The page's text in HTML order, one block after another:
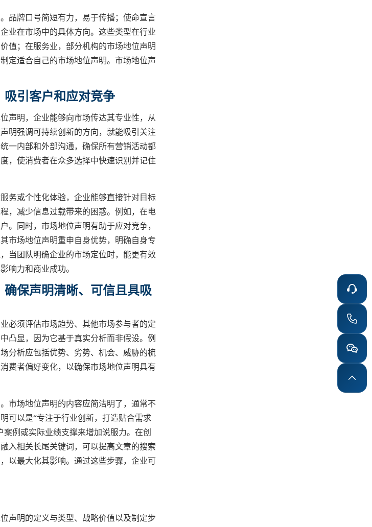
品牌口号简短有力，易于传播；使命宣言
业在市场中的具体方向。这些类型在行业
值；在服务业，部分机构的市场地位声明
定适合自己的市场地位声明。市场地位声
引客户和应对竞争
声明，企业能够向市场传达其专业性，从
明强调可持续创新的方向，就能吸引关注
一内部和外部沟通，确保所有营销活动都
，使消费者在众多选择中快速识别并记住
务或个性化体验，企业能够直接针对目标
，减少信息过载带来的困惑。例如，在电
。同时，市场地位声明有助于应对竞争，
市场地位声明重申自身优势，明确自身专
当团队明确企业的市场定位时，能更有效
响力和商业成功。
保声明清晰、可信且具吸
必须评估市场趋势、其他市场参与者的定
凸显，因为它基于真实分析而非假设。例
分析应包括优势、劣势、机会、威胁的梳
费者偏好变化，以确保市场地位声明具有
市场地位声明的内容应简洁明了，通常不
可以是“专注于行业创新，打造贴合需求
例或实际业绩支撑来增加说服力。在创
入相关长尾关键词，可以提高文章的搜索
以最大化其影响。通过这些步骤，企业可
声明的定义与类型、战略价值以及制定步